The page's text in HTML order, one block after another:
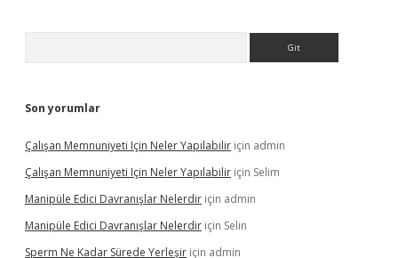
Son yorumlar
Çalışan Memnuniyeti Için Neler Yapılabilir için admin
Çalışan Memnuniyeti Için Neler Yapılabilir için Selim
Manipüle Edici Davranışlar Nelerdir için admin
Manipüle Edici Davranışlar Nelerdir için Selin
Sperm Ne Kadar Sürede Yerleşir için admin